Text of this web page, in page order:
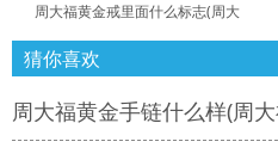
周大福黄金戒里面什么标志(周大
猜你喜欢
周大福黄金手链什么样(周